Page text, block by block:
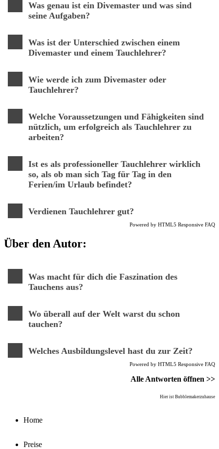
Was genau ist ein Divemaster und was sind
seine Aufgaben?
Was ist der Unterschied zwischen einem
Divemaster und einem Tauchlehrer?
Wie werde ich zum Divemaster oder
Tauchlehrer?
Welche Voraussetzungen und Fähigkeiten sind
nützlich, um erfolgreich als Tauchlehrer zu
arbeiten?
Ist es als professioneller Tauchlehrer wirklich
so, als ob man sich Tag für Tag in den
Ferien/im Urlaub befindet?
Verdienen Tauchlehrer gut?
Powered by HTML5 Responsive FAQ
Über den Autor:
Was macht für dich die Faszination des
Tauchens aus?
Wo überall auf der Welt warst du schon
tauchen?
Welches Ausbildungslevel hast du zur Zeit?
Powered by HTML5 Responsive FAQ
Alle Antworten öffnen >>
Hier ist Bubblemakerzuhause
Home
Preise